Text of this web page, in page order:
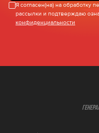
Я согласен(на) на обработку
рассылки и подтверждаю
конфиденциальности